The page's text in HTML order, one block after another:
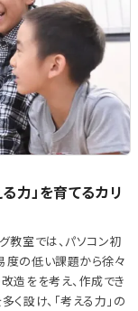
る力」を育てるカリ
教室では、パソコン初
度の低い課題から徐々
造をを考え、作成でき
設け、「考える力」の